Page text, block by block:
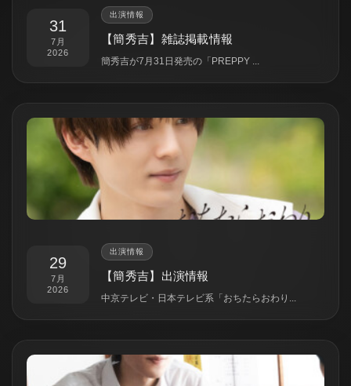
31
7月
2026
出演情報
【簡秀吉】雑誌掲載情報
簡秀吉が7月31日発売の「PREPPY ...
29
7月
2026
出演情報
【簡秀吉】出演情報
中京テレビ・日本テレビ系「おちたらおわり...